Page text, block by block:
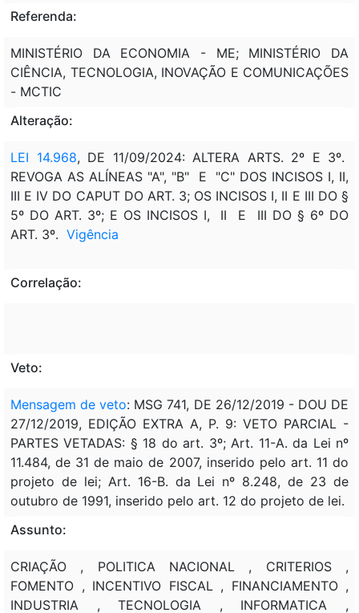
Referenda:
MINISTÉRIO DA ECONOMIA - ME; MINISTÉRIO DA
CIÊNCIA, TECNOLOGIA, INOVAÇÃO E COMUNICAÇÕES
- MCTIC
Alteração:
LEI 14.968, DE 11/09/2024: ALTERA ARTS. 2º E 3º.
REVOGA AS ALÍNEAS "A", "B" E "C" DOS INCISOS I, II,
III E IV DO CAPUT DO ART. 3; OS INCISOS I, II E III DO §
5º DO ART. 3º; E OS INCISOS I, II E III DO § 6º DO
ART. 3º. Vigência
Correlação:
Veto:
Mensagem de veto: MSG 741, DE 26/12/2019 - DOU DE
27/12/2019, EDIÇÃO EXTRA A, P. 9: VETO PARCIAL -
PARTES VETADAS: § 18 do art. 3º; Art. 11-A. da Lei nº
11.484, de 31 de maio de 2007, inserido pelo art. 11 do
projeto de lei; Art. 16-B. da Lei nº 8.248, de 23 de
outubro de 1991, inserido pelo art. 12 do projeto de lei.
Assunto:
CRIAÇÃO , POLITICA NACIONAL , CRITERIOS ,
FOMENTO , INCENTIVO FISCAL , FINANCIAMENTO ,
INDUSTRIA , TECNOLOGIA , INFORMATICA ,